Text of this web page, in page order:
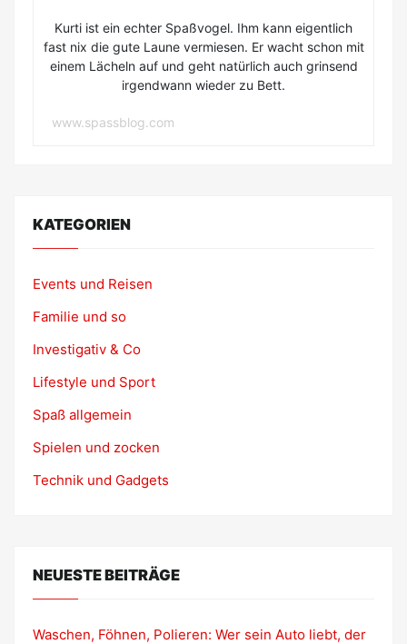
Kurti ist ein echter Spaßvogel. Ihm kann eigentlich
fast nix die gute Laune vermiesen. Er wacht schon mit
einem Lächeln auf und geht natürlich auch grinsend
irgendwann wieder zu Bett.
www.spassblog.com
KATEGORIEN
Events und Reisen
Familie und so
Investigativ & Co
Lifestyle und Sport
Spaß allgemein
Spielen und zocken
Technik und Gadgets
NEUESTE BEITRÄGE
Waschen, Föhnen, Polieren: Wer sein Auto liebt, der